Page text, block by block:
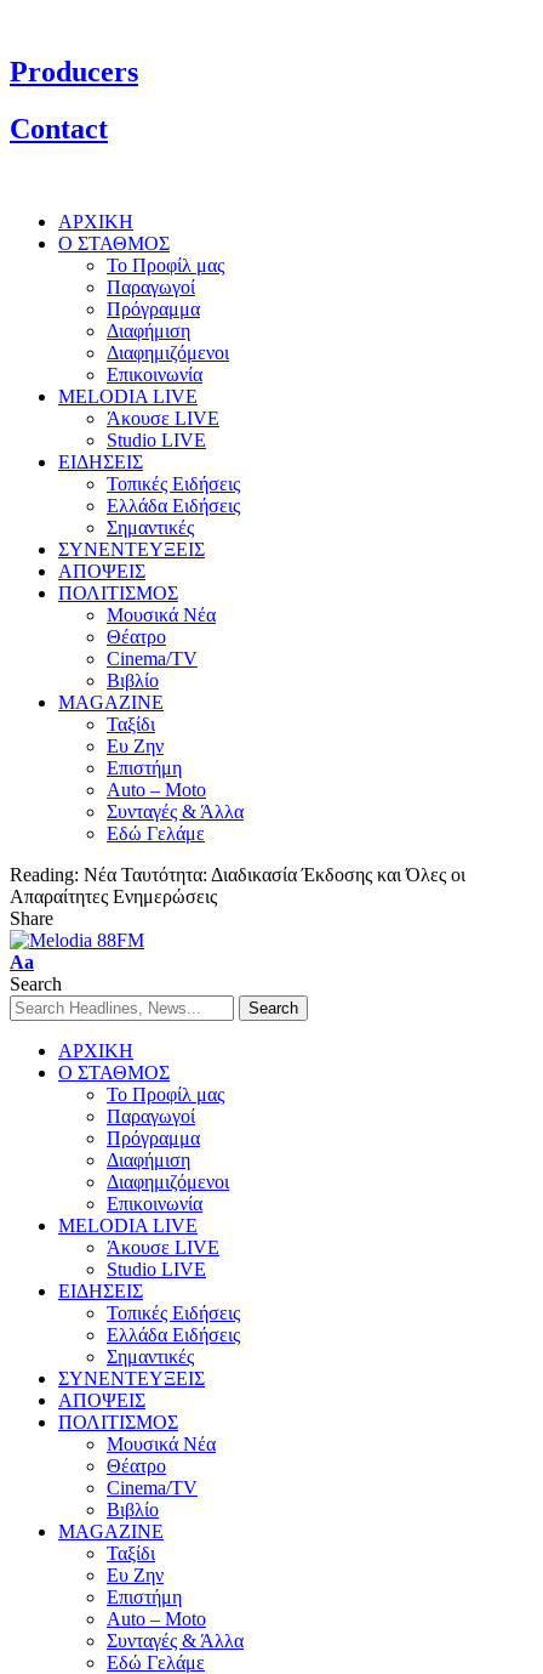
Producers
Contact
ΑΡΧΙΚΗ
Ο ΣΤΑΘΜΟΣ
Το Προφίλ μας
Παραγωγοί
Πρόγραμμα
Διαφήμιση
Διαφημιζόμενοι
Επικοινωνία
MELODIA LIVE
Άκουσε LIVE
Studio LIVE
ΕΙΔΗΣΕΙΣ
Τοπικές Ειδήσεις
Ελλάδα Ειδήσεις
Σημαντικές
ΣΥΝΕΝΤΕΥΞΕΙΣ
ΑΠΟΨΕΙΣ
ΠΟΛΙΤΙΣΜΟΣ
Μουσικά Νέα
Θέατρο
Cinema/TV
Βιβλίο
MAGAZINE
Ταξίδι
Ευ Ζην
Επιστήμη
Auto – Moto
Συνταγές & Άλλα
Εδώ Γελάμε
Reading: Νέα Ταυτότητα: Διαδικασία Έκδοσης και Όλες οι
Απαραίτητες Ενημερώσεις
Share
Aa
Search
ΑΡΧΙΚΗ
Ο ΣΤΑΘΜΟΣ
Το Προφίλ μας
Παραγωγοί
Πρόγραμμα
Διαφήμιση
Διαφημιζόμενοι
Επικοινωνία
MELODIA LIVE
Άκουσε LIVE
Studio LIVE
ΕΙΔΗΣΕΙΣ
Τοπικές Ειδήσεις
Ελλάδα Ειδήσεις
Σημαντικές
ΣΥΝΕΝΤΕΥΞΕΙΣ
ΑΠΟΨΕΙΣ
ΠΟΛΙΤΙΣΜΟΣ
Μουσικά Νέα
Θέατρο
Cinema/TV
Βιβλίο
MAGAZINE
Ταξίδι
Ευ Ζην
Επιστήμη
Auto – Moto
Συνταγές & Άλλα
Εδώ Γελάμε